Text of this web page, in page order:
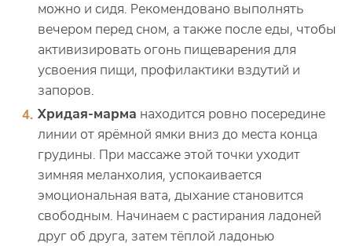
можно и сидя. Рекомендовано выполнять
вечером перед сном, а также после еды, чтобы
активизировать огонь пищеварения для
усвоения пищи, профилактики вздутий и
запоров.
Хридая-марма находится ровно посередине
линии от ярёмной ямки вниз до места конца
грудины. При массаже этой точки уходит
зимняя меланхолия, успокаивается
эмоциональная вата, дыхание становится
свободным. Начинаем с растирания ладоней
друг об друга, затем тёплой ладонью